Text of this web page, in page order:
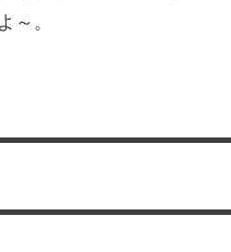
～。